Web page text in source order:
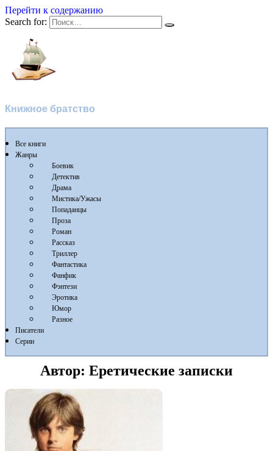
Перейти к содержанию
Search for:
Книжное братство
Все книги
Жанры
Боевик
Детектив
Драма
Мистика/Ужасы
Попаданцы
Проза
Роман
Рассказ
Триллер
Фантастика
Фанфик
Фэнтези
Эротика
Юмор
Разное
Писатели
Серии
Автор: Еретические записки